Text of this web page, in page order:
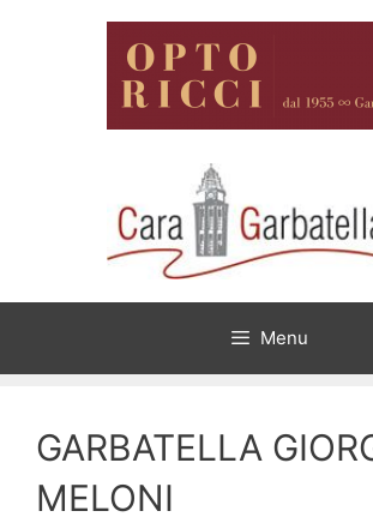
Menu
GARBATELLA
MELONI